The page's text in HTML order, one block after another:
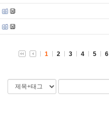
1 2 3 4 5 6